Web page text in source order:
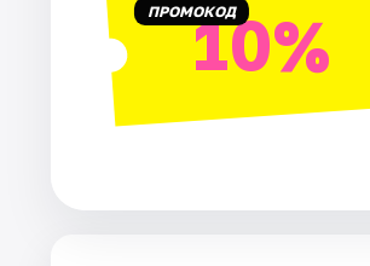
Артисты
Рейтинги
ПРОМОКОД10%